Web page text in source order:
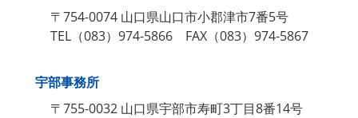
〒754-0074 山口県山口市小郡津市7番5号
TEL（083）974‐5866 FAX（083）974‐5867
宇部事務所
〒755‐0032 山口県宇部市寿町3丁目8番14号